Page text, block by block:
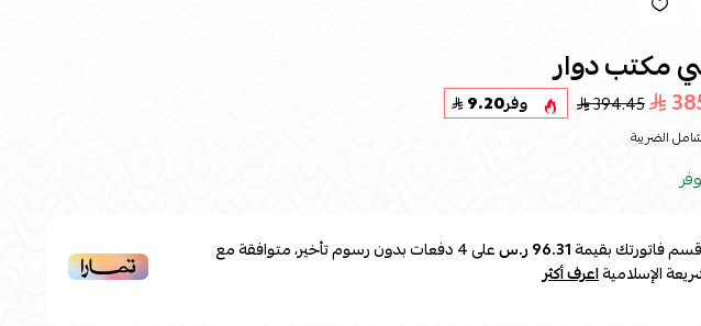
مكتب دوار
394.45 وفر9.20
الضريبة
فاتورتك بقيمة96.31 ر.س على4دفعات بدون رسوم تأخير، متوافقة مع
الإسلاميةاعرف أكثر